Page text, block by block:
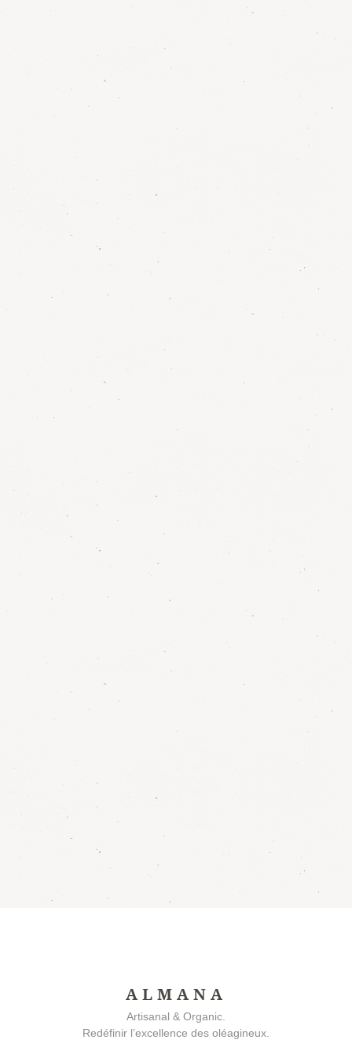
ALMANA
Artisanal & Organic.
Redéfinir l’excellence des oléagineux.